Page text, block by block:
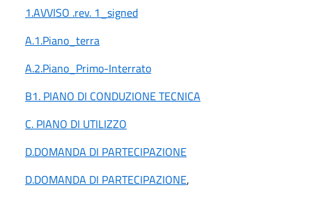
1.AVVISO .rev. 1_signed
A.1.Piano_terra
A.2.Piano_Primo-Interrato
B1. PIANO DI CONDUZIONE TECNICA
C. PIANO DI UTILIZZO
D.DOMANDA DI PARTECIPAZIONE
D.DOMANDA DI PARTECIPAZIONE,